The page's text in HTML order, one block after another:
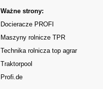
Ważne strony:
Docieracze PROFI
Maszyny rolnicze TPR
Technika rolnicza top agrar
Traktorpool
Profi.de